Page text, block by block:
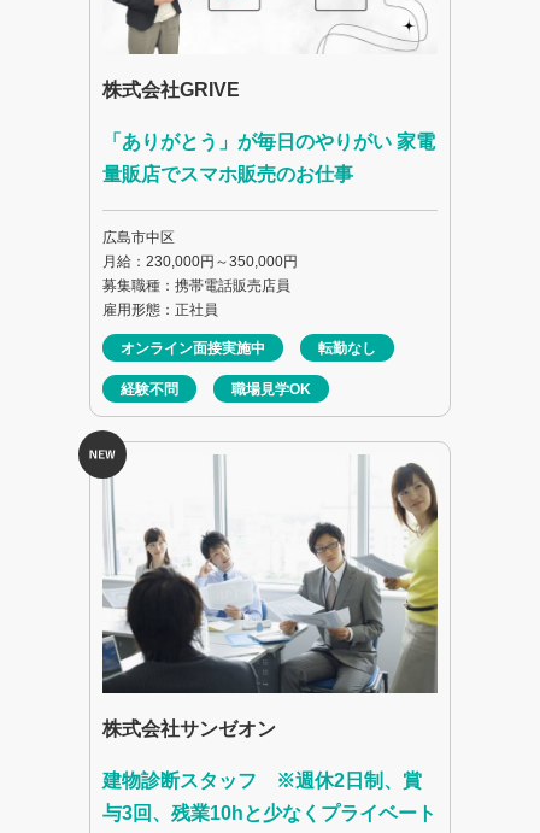
株式会社GRIVE
「ありがとう」が毎日のやりがい 家電
量販店でスマホ販売のお仕事
広島市中区
月給：230,000円～350,000円
募集職種：携帯電話販売店員
雇用形態：正社員
オンライン面接実施中 転勤なし
経験不問 職場見学OK
株式会社サンゼオン
建物診断スタッフ ※週休2日制、賞
与3回、残業10hと少なくプライベート